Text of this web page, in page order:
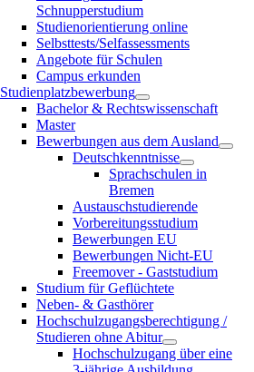
Schnupperstudium
Studienorientierung online
Selbsttests/Selfassessments
Angebote für Schulen
Campus erkunden
Studienplatzbewerbung
Bachelor & Rechtswissenschaft
Master
Bewerbungen aus dem Ausland
Deutschkenntnisse
Sprachschulen in
Bremen
Austauschstudierende
Vorbereitungsstudium
Bewerbungen EU
Bewerbungen Nicht-EU
Freemover - Gaststudium
Studium für Geflüchtete
Neben- & Gasthörer
Hochschulzugangsberechtigung /
Studieren ohne Abitur
Hochschulzugang über eine